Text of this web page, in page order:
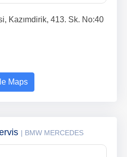
Kazımdirik, 413. Sk. No:40
Maps
| BMW MERCEDES